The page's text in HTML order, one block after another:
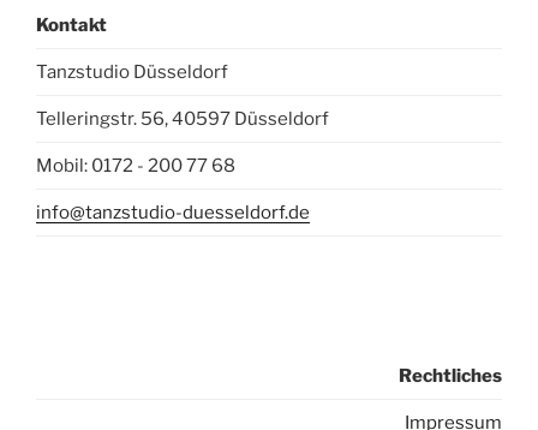
Kontakt
Tanzstudio Düsseldorf
Telleringstr. 56, 40597 Düsseldorf
Mobil: 0172 - 200 77 68
info@tanzstudio-duesseldorf.de
Rechtliches
Impressum